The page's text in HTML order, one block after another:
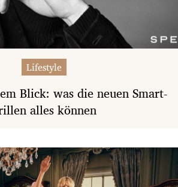
Lifestyle
Blick: was die neuen Smart-
alles können